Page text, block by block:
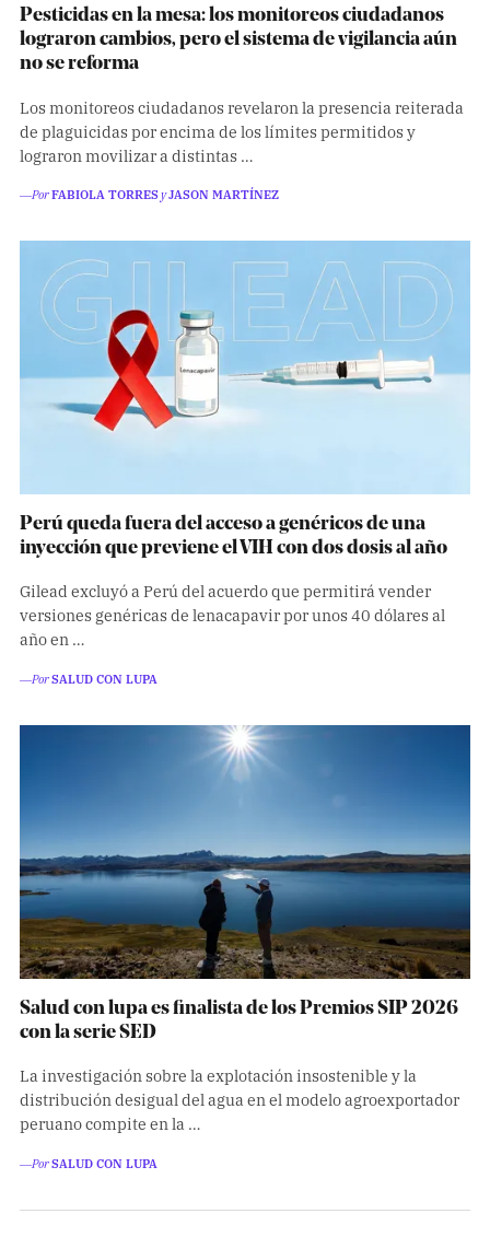
Pesticidas en la mesa: los monitoreos ciudadanos
lograron cambios, pero el sistema de vigilancia aún
no se reforma
Los monitoreos ciudadanos revelaron la presencia reiterada
de plaguicidas por encima de los límites permitidos y
lograron movilizar a distintas …
―PorFABIOLA TORRESyJASON MARTÍNEZ
Perú queda fuera del acceso a genéricos de una
inyección que previene el VIH con dos dosis al año
Gilead excluyó a Perú del acuerdo que permitirá vender
versiones genéricas de lenacapavir por unos 40 dólares al
año en …
―PorSALUD CON LUPA
Salud con lupa es finalista de los Premios SIP 2026
con la serie SED
La investigación sobre la explotación insostenible y la
distribución desigual del agua en el modelo agroexportador
peruano compite en la …
―PorSALUD CON LUPA